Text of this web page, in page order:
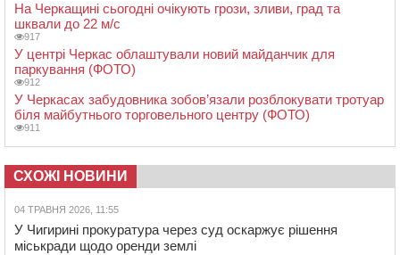
На Черкащині сьогодні очікують грози, зливи, град та
шквали до 22 м/с
917
У центрі Черкас облаштували новий майданчик для
паркування (ФОТО)
912
У Черкасах забудовника зобов’язали розблокувати тротуар
біля майбутнього торговельного центру (ФОТО)
911
СХОЖІ НОВИНИ
04 ТРАВНЯ 2026, 11:55
У Чигирині прокуратура через суд оскаржує рішення
міськради щодо оренди землі